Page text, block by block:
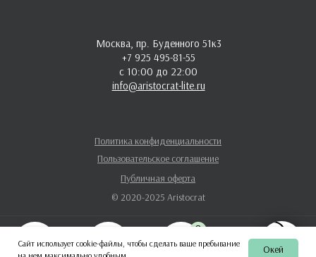
0
Сайт использует cookie-файлы, чтобы сделать ваше пребывание
Окей
Москва, пр. Буденного 51к3
+7 925 495-81-55
с 10:00 до 22:00
info@aristocrat-lite.ru
© 2020-2025 Aristocrat
Публичная оферта
Пользовательское соглашение
Политика конфиденциальности